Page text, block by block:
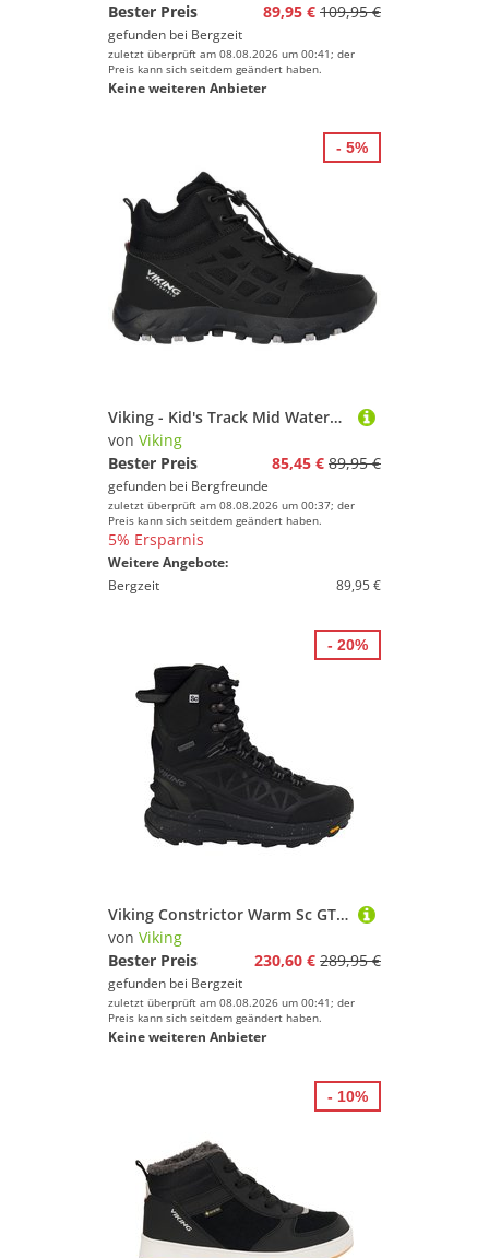
Bester Preis
89,95 € 109,95 €
gefunden bei Bergzeit
zuletzt überprüft am 08.08.2026 um 00:41; der
Preis kann sich seitdem geändert haben.
Keine weiteren Anbieter
Viking - Kid's Track Mid Waterproof SL - Wanderschuhe Gr 35 schwarz
von Viking
Bester Preis
85,45 € 89,95 €
gefunden bei Bergfreunde
zuletzt überprüft am 08.08.2026 um 00:37; der
Preis kann sich seitdem geändert haben.
5% Ersparnis
Weitere Angebote:
Bergzeit
89,95 €
- 5%
Viking Constrictor Warm Sc GTX Schuhe
von Viking
Bester Preis
230,60 € 289,95 €
gefunden bei Bergzeit
zuletzt überprüft am 08.08.2026 um 00:41; der
Preis kann sich seitdem geändert haben.
Keine weiteren Anbieter
- 20%
- 10%